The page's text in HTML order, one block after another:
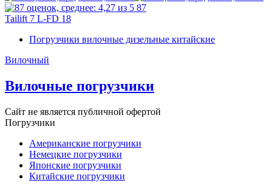
87
Tailift 7 L-FD 18
Погрузчики вилочные дизельные китайские
Вилочный
Вилочные погрузчики
Сайт не является публичной офертой
Погрузчики
Американские погрузчики
Немецкие погрузчики
Японские погрузчики
Китайские погрузчики